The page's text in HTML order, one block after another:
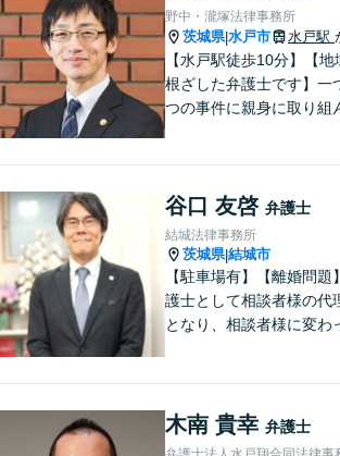
野中・瀧塚法律事務所
茨城県|水戸市 水戸駅
【水戸駅徒歩10分】【地
根ざした弁護士です】一
つの事件に親身に取り組
把握した上で、正当な権
守るために丁寧な対応を
ます。
谷口 友啓 弁護士
結城法律事務所
茨城県|結城市
【駐車場有】【離婚問題
護士として相談者様の代
となり、相談者様に変わ
解決をサポートさせてい
きますので、是非ご相談
木南 貴幸 弁護士